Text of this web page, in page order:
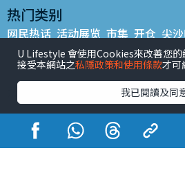
热门类别
网民热话 活动展览 市集 开仓 尖
铜锣湾好去处 元朗好去处 荃湾好
餐厅情报 户外郊游
热门标签
#UGO揾好去处 #人气活动推介 #
#亲子玩乐好去处
#ULifestyle应用
#UJetso礼物放送
#ULifestyle商户
U Lifestyle 會使用Cookies來改善您的
接受本網站之私隱政策和使用條款才可
我已閱讀及同